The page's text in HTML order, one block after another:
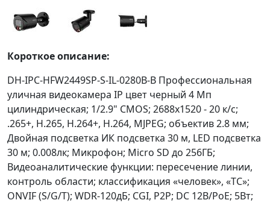
Короткое описание:
DH-IPC-HFW2449SP-S-IL-0280B-B Профессиональная
уличная видеокамера IP цвет черный 4 Мп
цилиндрическая; 1/2.9" CMOS; 2688х1520 - 20 к/с;
.265+, H.265, H.264+, H.264, MJPEG; объектив 2.8 мм;
Двойная подсветка ИК подсветка 30 м, LED подсветка
30 м; 0.008лк; Микрофон; Micro SD до 256ГБ;
Видеоаналитические функции: пересечение линии,
контроль области; классификация «человек», «ТС»;
ONVIF (S/G/T); WDR-120дБ; CGI, P2P; DC 12В/PoE; 5Вт;